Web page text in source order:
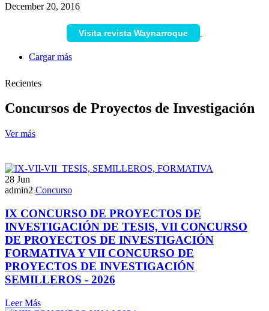
December 20, 2016
Visita revista Waynarroque
Cargar más
Recientes
Concursos de Proyectos de Investigación
Ver más
28 Jun
admin2 Concurso
IX CONCURSO DE PROYECTOS DE
INVESTIGACIÓN DE TESIS, VII CONCURSO
DE PROYECTOS DE INVESTIGACIÓN
FORMATIVA Y VII CONCURSO DE
PROYECTOS DE INVESTIGACIÓN
SEMILLEROS - 2026
Leer Más